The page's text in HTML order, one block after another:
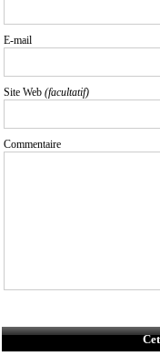
E-mail
Site Web (facultatif)
Commentaire